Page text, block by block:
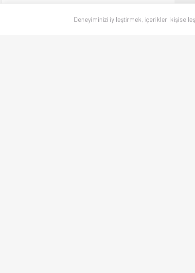
Deneyiminizi iyileştirmek, içerikleri